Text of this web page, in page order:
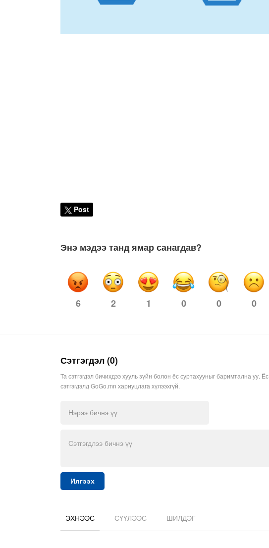
Post
Энэ мэдээ танд ямар санагдав?
6 2 1 0 0 0
Сэтгэгдэл (0)
Та сэтгэгдэл бичихдээ хууль зүйн болон ёс суртахууныг баримтална уу.
сэтгэгдэлд GoGo.mn хариуцлага хүлээхгүй.
Илгээх
ЭХНЭЭС СҮҮЛЭЭС ШИЛДЭГ